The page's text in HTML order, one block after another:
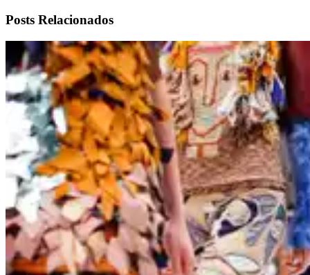
Posts Relacionados